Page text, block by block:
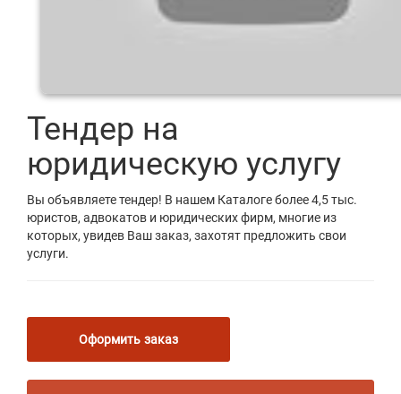
Тендер на
юридическую услугу
Вы объявляете тендер! В нашем Каталоге более 4,5 тыс.
юристов, адвокатов и юридических фирм, многие из
которых, увидев Ваш заказ, захотят предложить свои
услуги.
Оформить заказ